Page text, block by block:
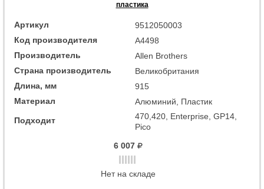
пластика
Артикул
9512050003
Код производителя
A4498
Производитель
Allen Brothers
Страна производитель
Великобритания
Длина, мм
915
Материал
Алюминий, Пластик
Подходит
470,420, Enterprise, GP14,
Pico
6 007
Нет на складе